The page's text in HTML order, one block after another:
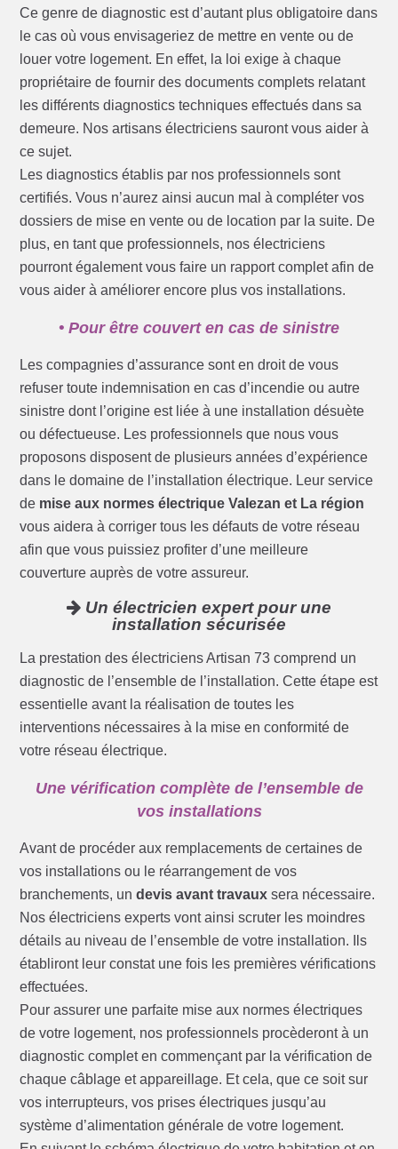
Ce genre de diagnostic est d’autant plus obligatoire dans
le cas où vous envisageriez de mettre en vente ou de
louer votre logement. En effet, la loi exige à chaque
propriétaire de fournir des documents complets relatant
les différents diagnostics techniques effectués dans sa
demeure. Nos artisans électriciens sauront vous aider à
ce sujet.
Les diagnostics établis par nos professionnels sont
certifiés. Vous n’aurez ainsi aucun mal à compléter vos
dossiers de mise en vente ou de location par la suite. De
plus, en tant que professionnels, nos électriciens
pourront également vous faire un rapport complet afin de
vous aider à améliorer encore plus vos installations.
• Pour être couvert en cas de sinistre
Les compagnies d’assurance sont en droit de vous
refuser toute indemnisation en cas d’incendie ou autre
sinistre dont l’origine est liée à une installation désuète
ou défectueuse. Les professionnels que nous vous
proposons disposent de plusieurs années d’expérience
dans le domaine de l’installation électrique. Leur service
de mise aux normes électrique Valezan et La région
vous aidera à corriger tous les défauts de votre réseau
afin que vous puissiez profiter d’une meilleure
couverture auprès de votre assureur.
Un électricien expert pour une
installation sécurisée
La prestation des électriciens Artisan 73 comprend un
diagnostic de l’ensemble de l’installation. Cette étape est
essentielle avant la réalisation de toutes les
interventions nécessaires à la mise en conformité de
votre réseau électrique.
Une vérification complète de l’ensemble de
vos installations
Avant de procéder aux remplacements de certaines de
vos installations ou le réarrangement de vos
branchements, undevis avant travaux sera nécessaire.
Nos électriciens experts vont ainsi scruter les moindres
détails au niveau de l’ensemble de votre installation. Ils
établiront leur constat une fois les premières vérifications
effectuées.
Pour assurer une parfaite mise aux normes électriques
de votre logement, nos professionnels procèderont à un
diagnostic complet en commençant par la vérification de
chaque câblage et appareillage. Et cela, que ce soit sur
vos interrupteurs, vos prises électriques jusqu’au
système d’alimentation générale de votre logement.